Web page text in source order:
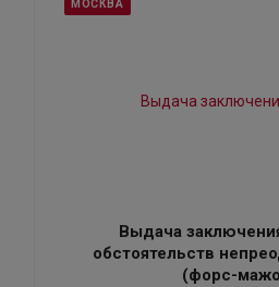
МОСКВА
Выдача
обстоятельств
(форс-